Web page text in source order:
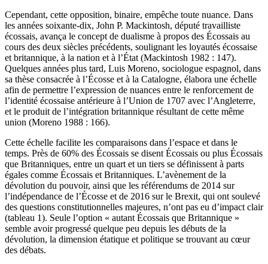
Cependant, cette opposition, binaire, empêche toute nuance. Dans
les années soixante-dix, John P. Mackintosh, député travailliste
écossais, avança le concept de dualisme à propos des Écossais au
cours des deux siècles précédents, soulignant les loyautés écossaise
et britannique, à la nation et à l’État (Mackintosh 1982 : 147).
Quelques années plus tard, Luis Moreno, sociologue espagnol, dans
sa thèse consacrée à l’Écosse et à la Catalogne, élabora une échelle
afin de permettre l’expression de nuances entre le renforcement de
l’identité écossaise antérieure à l’Union de 1707 avec l’Angleterre,
et le produit de l’intégration britannique résultant de cette même
union (Moreno 1988 : 166).
Cette échelle facilite les comparaisons dans l’espace et dans le
temps. Près de 60% des Écossais se disent Écossais ou plus Écossais
que Britanniques, entre un quart et un tiers se définissent à parts
égales comme Écossais et Britanniques. L’avènement de la
dévolution du pouvoir, ainsi que les référendums de 2014 sur
l’indépendance de l’Écosse et de 2016 sur le Brexit, qui ont soulevé
des questions constitutionnelles majeures, n’ont pas eu d’impact clair
(tableau 1). Seule l’option « autant Écossais que Britannique »
semble avoir progressé quelque peu depuis les débuts de la
dévolution, la dimension étatique et politique se trouvant au cœur
des débats.